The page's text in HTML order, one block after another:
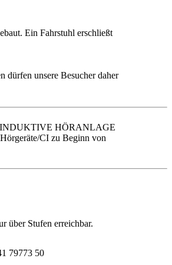
Ein Fahrstuhl erschließt
dürfen unsere Besucher daher
INDUKTIVE HÖRANLAGE
CI zu Beginn von
über Stufen erreichbar.
79773 50